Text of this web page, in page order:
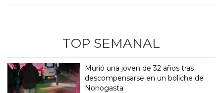
TOP SEMANAL
Murió una joven de 32 años tras
descompensarse en un boliche de
Nonogasta